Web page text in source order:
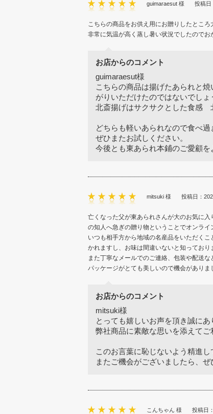
guimaraesut 様 投稿日
こちらの商品をお供え用にお贈りしたところ
非常に気温が高く蒸し暑い状況でしたのでお
お店からのコメント
guimaraesut様
こちらの商品は揚げたあられと
がりいただけたのではないでしょ
北斎揚げはサクサクとした食感
どちらも軽いあられなので食べ
ぜひまたお試しください。
今後とも東あられ本鋪のご愛顧を
mitsuki 様 投稿日：
亡くなった父が東あられさんが大のお気に
の知人へ急ぎの贈り物ということでオンライ
いつも相手方から地域の名産品をいただく
かれますし、お味は間違いないと知っており
また丁寧なメールでのご連絡、包装や配送
パッケージがとても美しいので機会がありま
お店からのコメント
mitsuki様
とっても嬉しいお声を頂き誠にあ
弊社商品に素敵な思いを添えてご
このお言葉に恥じないよう精進し
またご機会がございましたら、ぜ
こんちゃん 様 投稿日